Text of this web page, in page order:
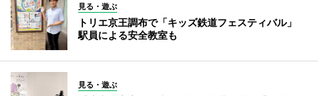
見る・遊ぶ
トリエ京王調布で「キッズ鉄道フェスティバル」
駅員による安全教室も
見る・遊ぶ